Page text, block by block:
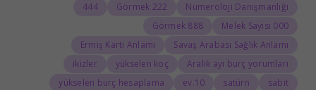
Numeroloji Danışmanlığı
222 Görmek
444
000 Melek Sayısı
888 Görmek
Savaş Arabası Sağlık Anlamı
Ermiş Kartı Anlamı
Aralık ayı burç yorumları
yükselen koç
ikizler
sabit
satürn
10.ev
yükselen burç hesaplama